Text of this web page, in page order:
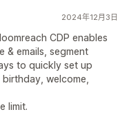
2024年12月3日
CDP enables
& emails, segment
to quickly set up
welcome,
limit.